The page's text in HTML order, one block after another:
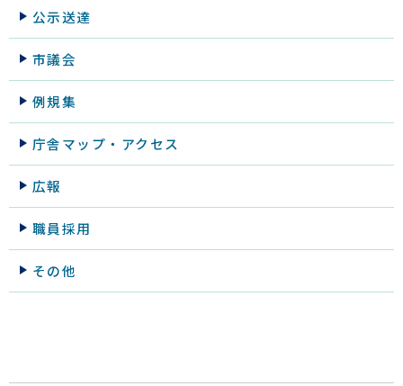
公示送達
市議会
例規集
庁舎マップ・アクセス
広報
職員採用
その他